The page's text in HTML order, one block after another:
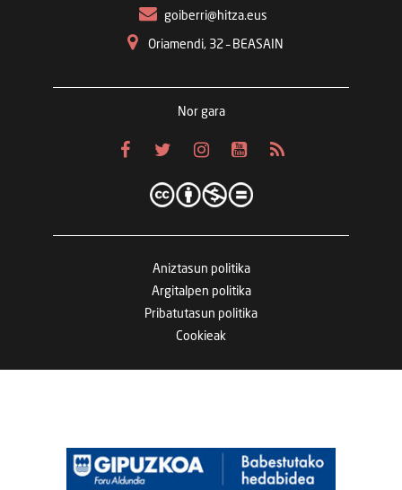
goiberri@hitza.eus
Oriamendi, 32 – BEASAIN
Nor gara
Aniztasun politika
Argitalpen politika
Pribatutasun politika
Cookieak